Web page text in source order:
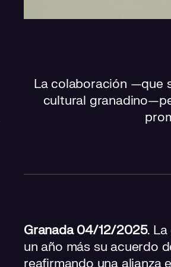
La colaboración —que
cultural
Granada 04/12/2025.
un año más su acuerdo